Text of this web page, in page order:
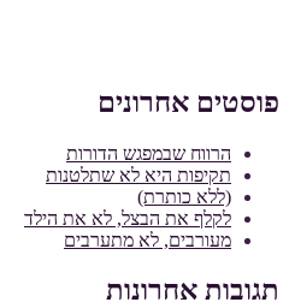
פוסטים אחרונים
הרווח שבמפגש הדורות
תקיפות היא לא שתלטנות
(ללא כותרת)
לקלף את הבצל, לא את הילד
מעורבים, לא מתערבים
תגובות אחרונות